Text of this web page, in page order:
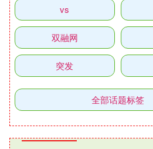
vs
双融网
突发
全部话题标签